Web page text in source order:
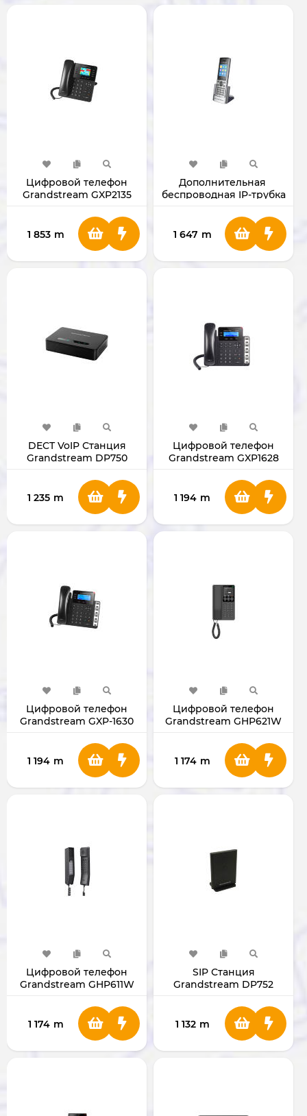
Цифровой телефон
Grandstream GXP2135
1 853 m
Дополнительная ​
беспроводная IP-трубка
1 647 m
DECT VoIP Станция
Grandstream DP750
1 235 m
Цифровой телефон
Grandstream GXP1628
1 194 m
Цифровой телефон
Grandstream GXP-1630
1 194 m
Цифровой телефон
Grandstream GHP621W
1 174 m
Цифровой телефон
Grandstream GHP611W
1 174 m
SIP Станция
Grandstream DP752
1 132 m